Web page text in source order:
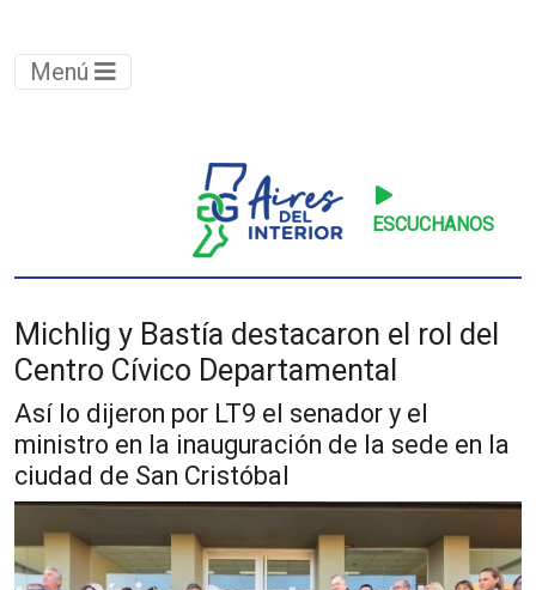
Menú
ESCUCHANOS
Michlig y Bastía destacaron el rol del
Centro Cívico Departamental
Así lo dijeron por LT9 el senador y el
ministro en la inauguración de la sede en la
ciudad de San Cristóbal